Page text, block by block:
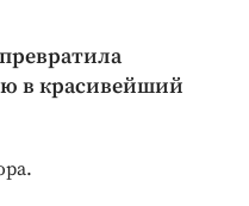
в красивейший